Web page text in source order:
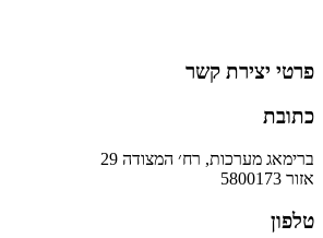
פרטי יצירת קשר
כתובת
ברימאג מערכות, רח׳ המצודה 29
אזור 5800173
טלפון